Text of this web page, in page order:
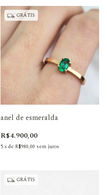
GRÁTIS
anel de esmeralda
R$4.900,00
5xde R$980,00 sem juros
GRÁTIS